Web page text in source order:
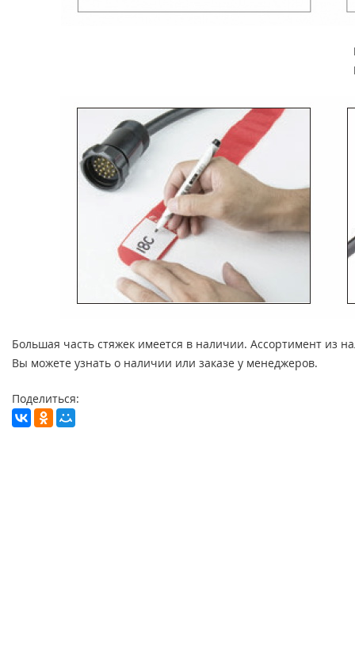
Большая часть стяжек имеется в наличии. Ассортимент из
Вы можете узнать о наличии или заказе у менеджеров.
Поделиться: